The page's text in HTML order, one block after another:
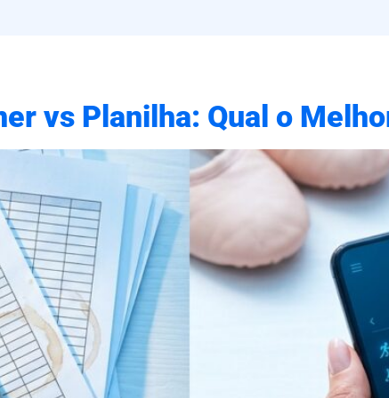
vs Planilha: Qual o